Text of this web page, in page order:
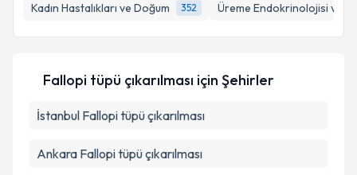
Kadın Hastalıkları ve Doğum
352 Üreme Endokrinolojisi ve
Fallopi tüpü çıkarılması için Şehirler
İstanbul Fallopi tüpü çıkarılması
Ankara Fallopi tüpü çıkarılması